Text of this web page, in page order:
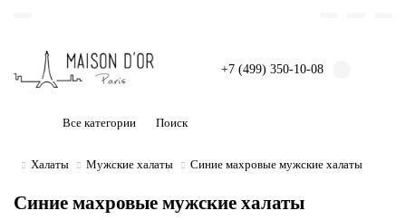
+7 (499) 350-10-08
Все категории
Халаты Мужские халаты Синие махровые мужские халаты
Синие махровые мужские халаты